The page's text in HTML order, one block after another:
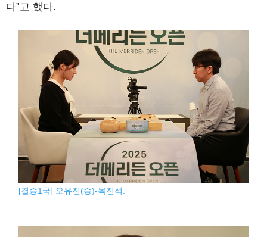
다”고 했다.
[결승1국] 오유진(승)-목진석.